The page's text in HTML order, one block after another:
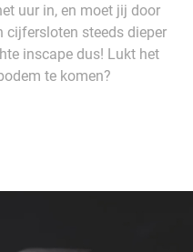
uur in, en moet jij door
cijfersloten steeds dieper
inscape dus! Lukt het
te komen?